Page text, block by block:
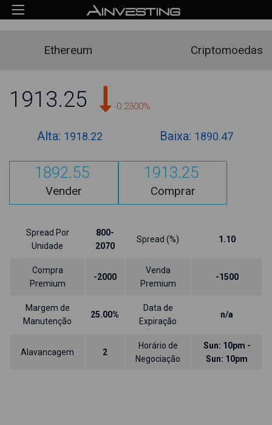
Ethereum Criptomoedas
1913.25 -0.2300%
Alta: 1918.22 Baixa: 1890.47
1892.55
Vender
1913.25
Comprar
Spread Por
Unidade
800-
2070
Spread (%) 1.10
Compra
Premium
-2000
Venda
Premium
-1500
Margem de
Manutenção
25.00%
Data de
Expiração
n/a
Alavancagem 2
Horário de
Negociação
Sun: 10pm -
Sun: 10pm